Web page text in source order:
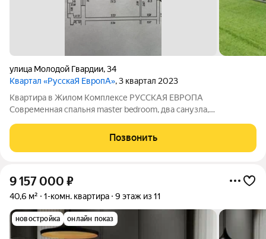
улица Молодой Гвардии,34
Квартал «РусскаЯ ЕвропА», 3 квартал 2023
Квартира в Жилом Комплексе РУССКАЯ ЕВРОПА
Современная спальня master bedroom, два санузла,
площадь 52,7 квадратных метра. Что Вы получаете при
покупке жилья в ЖК РУССКАЯ ЕВРОПА: Автономное
Позвонить
9 157 000 ₽
40,6 м² 1-комн. квартира 9 этаж из 11
новостройка онлайн показ